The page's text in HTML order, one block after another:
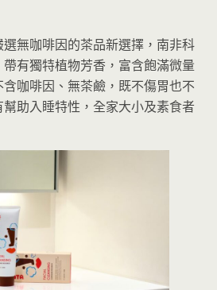
無咖啡因的茶品新選擇，南非科
有獨特植物芳香，富含飽滿微量
咖啡因、無茶鹼，既不傷胃也不
助入睡特性，全家大小及素食者